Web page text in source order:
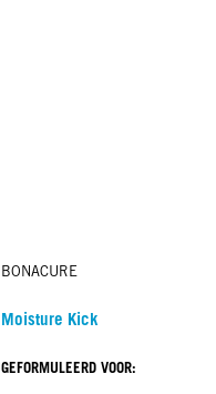
BONACURE
Moisture Kick
GEFORMULEERD VOOR: